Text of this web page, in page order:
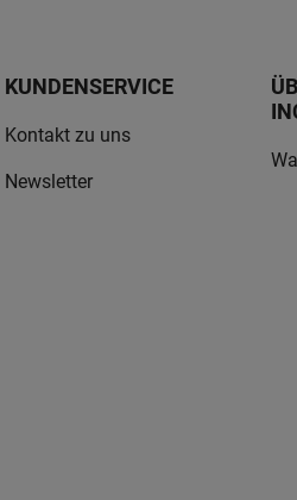
KUNDENSERVICE
Kontakt zu uns
Newsletter